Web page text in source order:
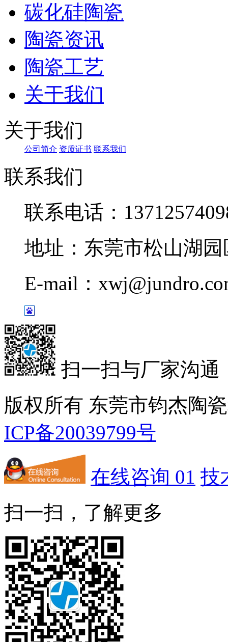
碳化硅陶瓷
陶瓷资讯
陶瓷工艺
关于我们
关于我们
公司简介 资质证书 联系我们
联系我们
联系电话：
地址：东莞市松山湖
E-mail：
扫一扫与厂家沟通
版权所有 东莞市钧杰
ICP备20039799号
在线咨询 01 技
扫一扫，了解更多